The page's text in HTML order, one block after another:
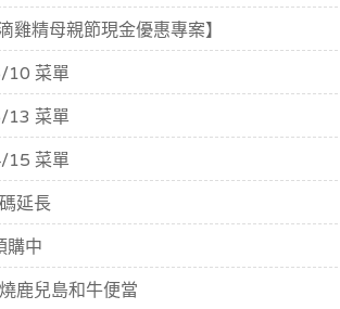
雞精母親節現金優惠專案】
菜單
菜單
菜單
延長
購中
鹿兒島和牛便當